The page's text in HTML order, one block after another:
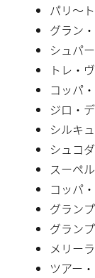
パリ〜
グラン
シュパ
トレ・
コッパ
ジロ・
シルキ
シュコ
スーペ
コッパ
グラン
グラン
メリー
ツアー